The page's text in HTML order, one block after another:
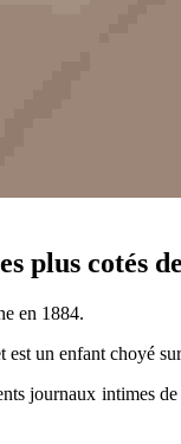
plus cotés
en 1884.
un enfant choyé
journaux intimes